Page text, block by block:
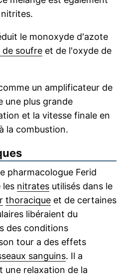
le monoxyde d'azote
soufreet de l'oxyde de
un amplificateur de
une plus grande
et la vitesse finale en
la combustion.
pharmacologue Ferid
les nitratesutilisés dans le
thoraciqueet de certaines
libéraient du
des conditions
tour a des effets
sanguins. Il a
une relaxation de la